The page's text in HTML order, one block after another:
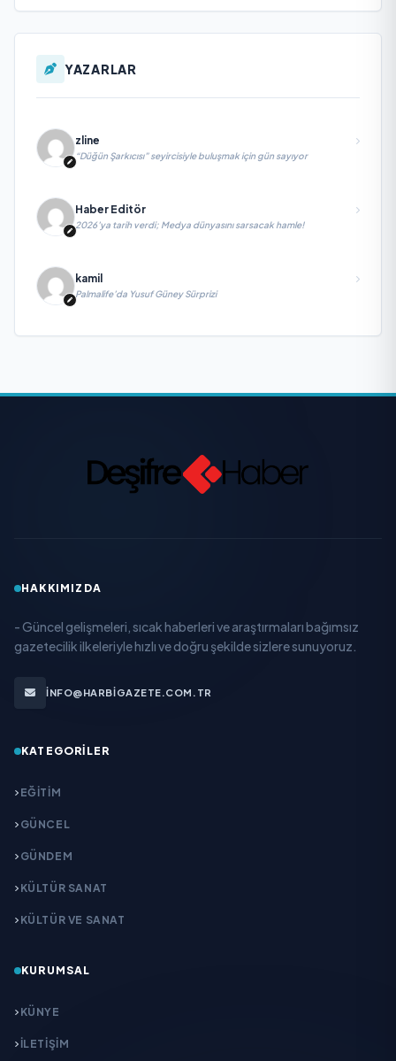
YAZARLAR
zline
“Düğün Şarkıcısı” seyircisiyle buluşmak için gün sayıyor
Haber Editör
2026’ya tarih verdi; Medya dünyasını sarsacak hamle!
kamil
Palmalife’da Yusuf Güney Sürprizi
HAKKIMIZDA
- Güncel gelişmeleri, sıcak haberleri ve araştırmaları bağımsız
gazetecilik ilkeleriyle hızlı ve doğru şekilde sizlere sunuyoruz.
INFO@HARBIGAZETE.COM.TR
KATEGORILER
EĞITIM
GÜNCEL
GÜNDEM
KÜLTÜR SANAT
KÜLTÜR VE SANAT
KURUMSAL
KÜNYE
İLETIŞIM